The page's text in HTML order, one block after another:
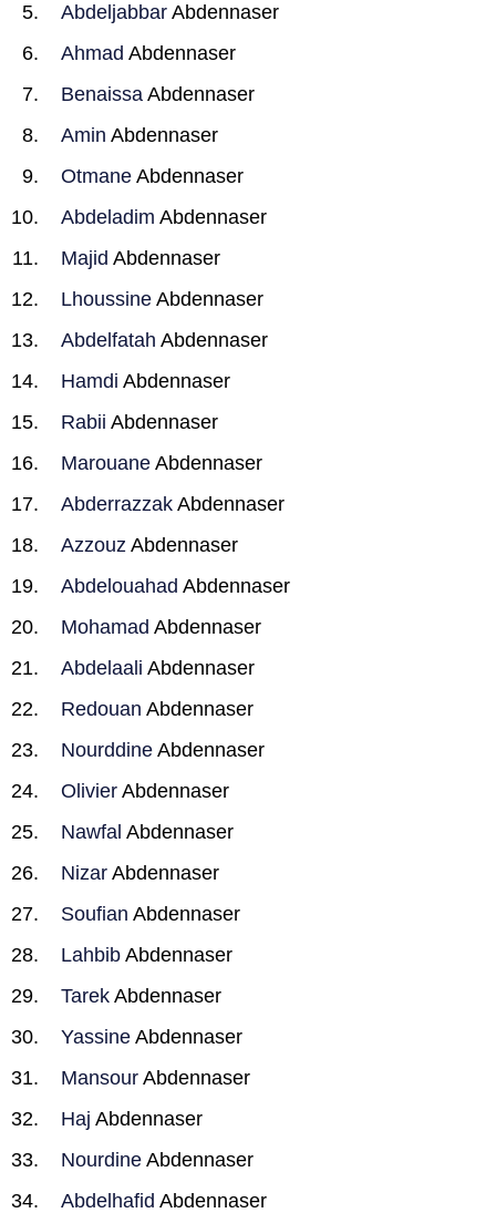
Abdeljabbar Abdennaser
Ahmad Abdennaser
Benaissa Abdennaser
Amin Abdennaser
Otmane Abdennaser
Abdeladim Abdennaser
Majid Abdennaser
Lhoussine Abdennaser
Abdelfatah Abdennaser
Hamdi Abdennaser
Rabii Abdennaser
Marouane Abdennaser
Abderrazzak Abdennaser
Azzouz Abdennaser
Abdelouahad Abdennaser
Mohamad Abdennaser
Abdelaali Abdennaser
Redouan Abdennaser
Nourddine Abdennaser
Olivier Abdennaser
Nawfal Abdennaser
Nizar Abdennaser
Soufian Abdennaser
Lahbib Abdennaser
Tarek Abdennaser
Yassine Abdennaser
Mansour Abdennaser
Haj Abdennaser
Nourdine Abdennaser
Abdelhafid Abdennaser